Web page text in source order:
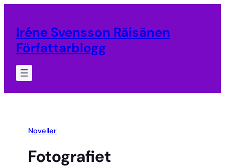
innehåll
Iréne Svensson Räisänen
Författarblogg
Noveller
Fotografiet